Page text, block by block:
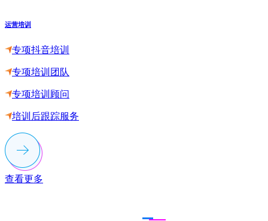
运营培训
专项抖音培训
专项培训团队
专项培训顾问
培训后跟踪服务
查看更多